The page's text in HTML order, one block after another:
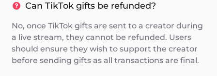
Can TikTok gifts be refunded?
No, once TikTok gifts are sent to a creator during
a live stream, they cannot be refunded. Users
should ensure they wish to support the creator
before sending gifts as all transactions are final.